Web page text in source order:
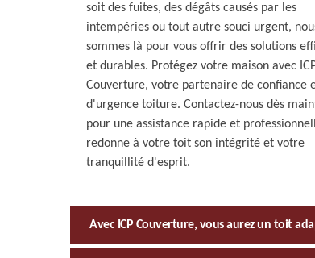
soit des fuites, des dégâts causés par les
intempéries ou tout autre souci urgent,
sommes là pour vous offrir des solutions
et durables. Protégez votre maison avec
Couverture, votre partenaire de confiance
d'urgence toiture. Contactez-nous dès
pour une assistance rapide et
redonne à votre toit son intégrité et votre
tranquillité d'esprit.
Avec ICP Couverture, vous aurez un toit